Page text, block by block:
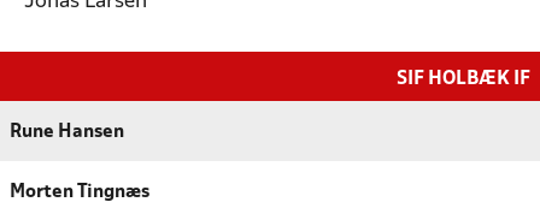
SIF HOLBÆK IF
Rune Hansen
Morten Tingnæs